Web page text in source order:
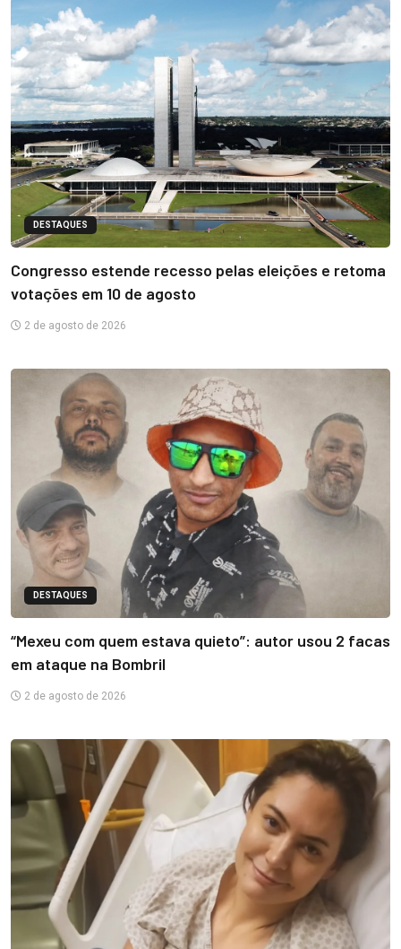
DESTAQUES
Congresso estende recesso pelas eleições e retoma
votações em 10 de agosto
2 de agosto de 2026
DESTAQUES
“Mexeu com quem estava quieto”: autor usou 2 facas
em ataque na Bombril
2 de agosto de 2026